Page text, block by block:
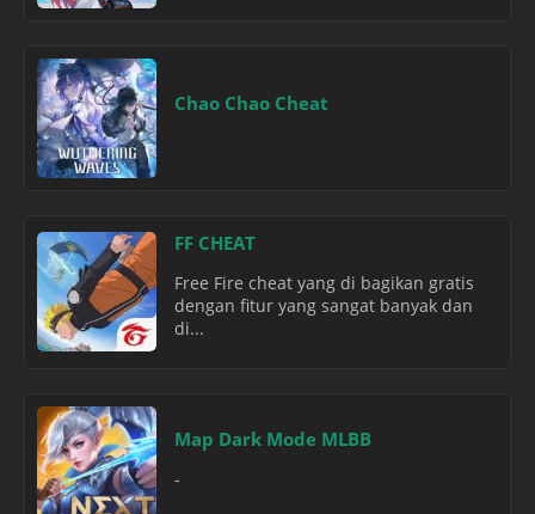
Chao Chao Cheat
FF CHEAT
Free Fire cheat yang di bagikan gratis
dengan fitur yang sangat banyak dan
di...
Map Dark Mode MLBB
-